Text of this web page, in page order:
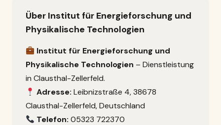
Über Institut für Energieforschung und
Physikalische Technologien
Institut für Energieforschung und
Physikalische Technologien – Dienstleistung
in Clausthal-Zellerfeld.
Adresse: Leibnizstraße 4, 38678
Clausthal-Zellerfeld, Deutschland
Telefon: 05323 722370